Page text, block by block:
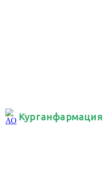
Курганфармация